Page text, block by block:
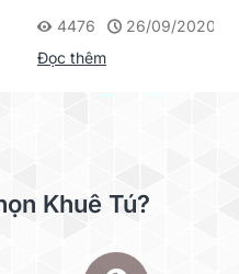
4476
26/09/2020
Đọc thêm
Khuê Tú?